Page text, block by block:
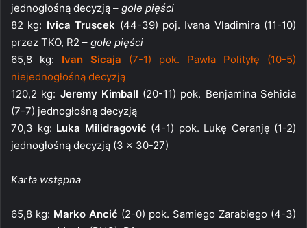
jednogłośną decyzją – gołe pięści
82 kg: Ivica Truscek (44-39) poj. Ivana Vladimira (11-10)
przez TKO, R2 – gołe pięści
65,8 kg: Ivan Sicaja (7-1) pok. Pawła Polityłę (10-5)
niejednogłośną decyzją
120,2 kg: Jeremy Kimball (20-11) pok. Benjamina Sehicia
(7-7) jednogłośną decyzją
70,3 kg: Luka Milidragović (4-1) pok. Lukę Ceranję (1-2)
jednogłośną decyzją (3 x 30-27)
Karta wstępna
65,8 kg: Marko Ancić (2-0) pok. Samiego Zarabiego (4-3)